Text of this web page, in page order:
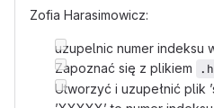
Zofia Harasimowicz:
uzupelnic numer indeksu
Zapoznać się z plikiem
Utworzyć i uzupełnić plik